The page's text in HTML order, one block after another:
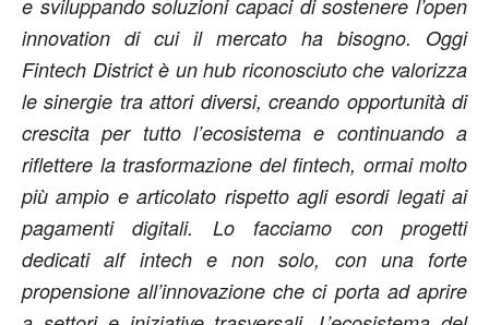
e sviluppando soluzioni capaci di sostenere l’open
innovation di cui il mercato ha bisogno. Oggi
Fintech District è un hub riconosciuto che valorizza
le sinergie tra attori diversi, creando opportunità di
crescita per tutto l’ecosistema e continuando a
riflettere la trasformazione del fintech, ormai molto
più ampio e articolato rispetto agli esordi legati ai
pagamenti digitali. Lo facciamo con progetti
dedicati alf intech e non solo, con una forte
propensione all’innovazione che ci porta ad aprire